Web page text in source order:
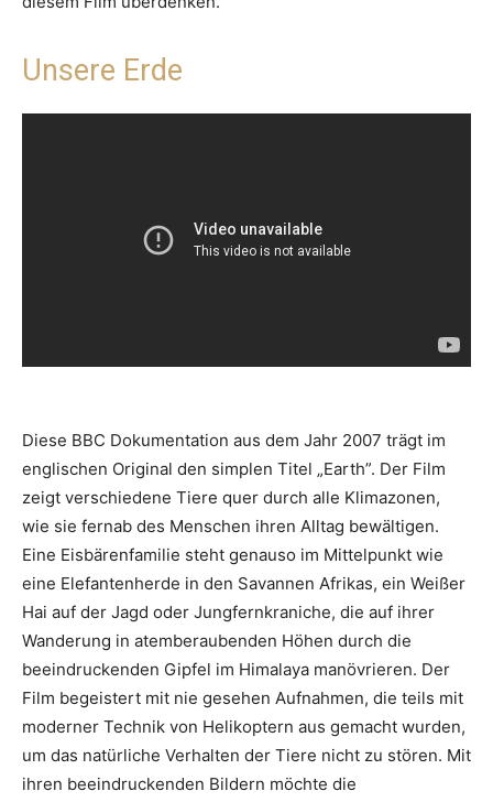
Unsere Erde
Diese BBC Dokumentation aus dem Jahr 2007 trägt im
englischen Original den simplen Titel „Earth”. Der Film
zeigt verschiedene Tiere quer durch alle Klimazonen,
wie sie fernab des Menschen ihren Alltag bewältigen.
Eine Eisbärenfamilie steht genauso im Mittelpunkt wie
eine Elefantenherde in den Savannen Afrikas, ein Weißer
Hai auf der Jagd oder Jungfernkraniche, die auf ihrer
Wanderung in atemberaubenden Höhen durch die
beeindruckenden Gipfel im Himalaya manövrieren. Der
Film begeistert mit nie gesehen Aufnahmen, die teils mit
moderner Technik von Helikoptern aus gemacht wurden,
um das natürliche Verhalten der Tiere nicht zu stören. Mit
ihren beeindruckenden Bildern möchte die